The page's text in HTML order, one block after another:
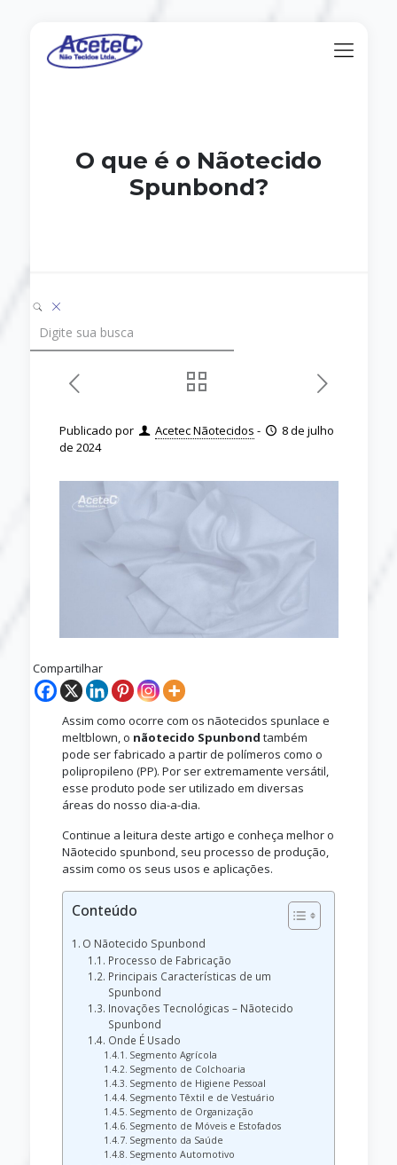
O que é o Nãotecido
Spunbond?
Publicado por Acetec Nãotecidos -
8 de julho
de 2024
Compartilhar
Assim como ocorre com os nãotecidos spunlace e
meltblown, o nãotecido Spunbond também
pode ser fabricado a partir de polímeros como o
polipropileno (PP). Por ser extremamente versátil,
esse produto pode ser utilizado em diversas
áreas do nosso dia-a-dia.
Continue a leitura deste artigo e conheça melhor o
Nãotecido spunbond, seu processo de produção,
assim como os seus usos e aplicações.
Conteúdo
O Nãotecido Spunbond
Processo de Fabricação
Principais Características de um
Spunbond
Inovações Tecnológicas – Nãotecido
Spunbond
Onde É Usado
Segmento Agrícola
Segmento de Colchoaria
Segmento de Higiene Pessoal
Segmento Têxtil e de Vestuário
Segmento de Organização
Segmento de Móveis e Estofados
Segmento da Saúde
Segmento Automotivo